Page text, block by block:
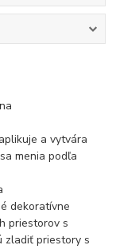
a vytvára
menia podľa
dekoratívne
priestorov s
zladiť priestory s